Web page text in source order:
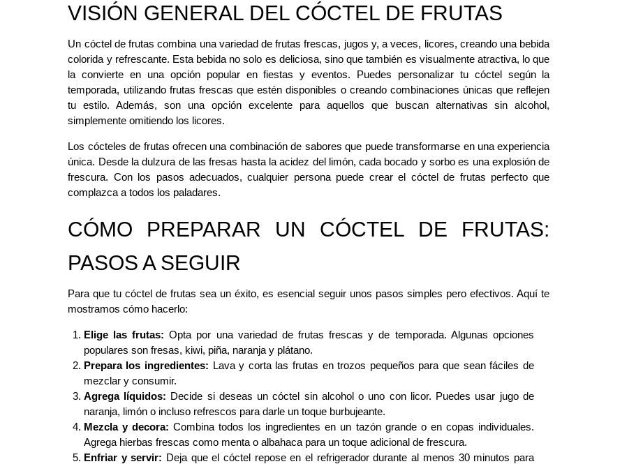
VISIÓN GENERAL DEL CÓCTEL DE FRUTAS
Un cóctel de frutas combina una variedad de frutas frescas, jugos y, a veces, licores, creando una bebida
colorida y refrescante. Esta bebida no solo es deliciosa, sino que también es visualmente atractiva, lo que
la convierte en una opción popular en fiestas y eventos. Puedes personalizar tu cóctel según la
temporada, utilizando frutas frescas que estén disponibles o creando combinaciones únicas que reflejen
tu estilo. Además, son una opción excelente para aquellos que buscan alternativas sin alcohol,
simplemente omitiendo los licores.
Los cócteles de frutas ofrecen una combinación de sabores que puede transformarse en una experiencia
única. Desde la dulzura de las fresas hasta la acidez del limón, cada bocado y sorbo es una explosión de
frescura. Con los pasos adecuados, cualquier persona puede crear el cóctel de frutas perfecto que
complazca a todos los paladares.
CÓMO PREPARAR UN CÓCTEL DE FRUTAS:
PASOS A SEGUIR
Para que tu cóctel de frutas sea un éxito, es esencial seguir unos pasos simples pero efectivos. Aquí te
mostramos cómo hacerlo:
Elige las frutas: Opta por una variedad de frutas frescas y de temporada. Algunas opciones
populares son fresas, kiwi, piña, naranja y plátano.
Prepara los ingredientes: Lava y corta las frutas en trozos pequeños para que sean fáciles de
mezclar y consumir.
Agrega líquidos: Decide si deseas un cóctel sin alcohol o uno con licor. Puedes usar jugo de
naranja, limón o incluso refrescos para darle un toque burbujeante.
Mezcla y decora: Combina todos los ingredientes en un tazón grande o en copas individuales.
Agrega hierbas frescas como menta o albahaca para un toque adicional de frescura.
Enfriar y servir: Deja que el cóctel repose en el refrigerador durante al menos 30 minutos para